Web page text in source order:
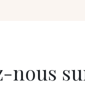
nous